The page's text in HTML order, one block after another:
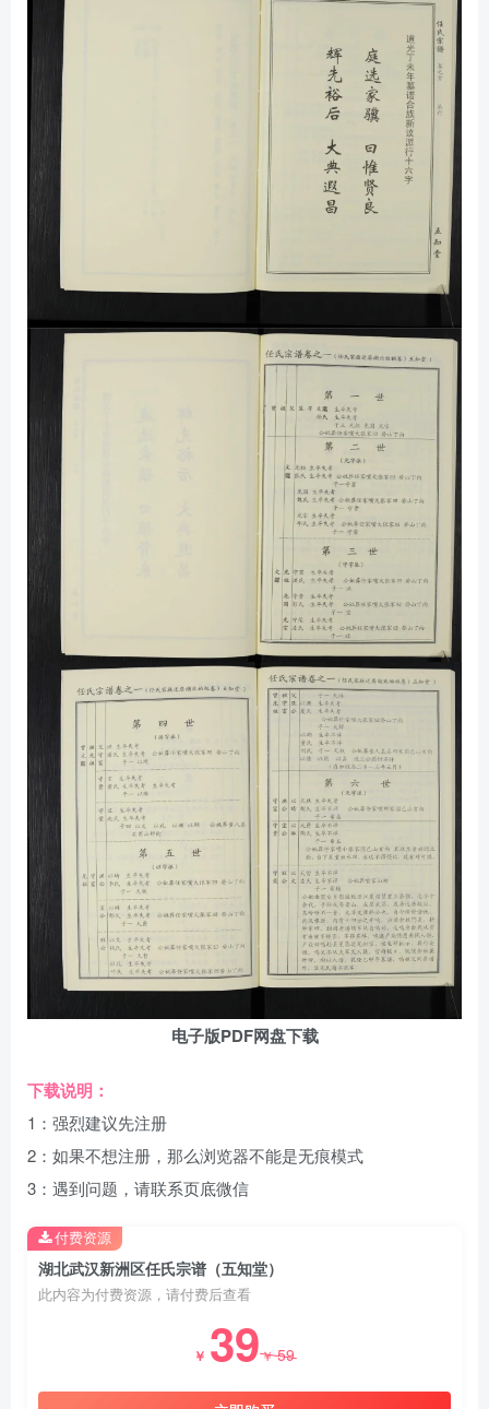
电子版PDF网盘下载
下载说明：
1：强烈建议先注册
2：如果不想注册，那么浏览器不能是无痕模式
3：遇到问题，请联系页底微信
湖北武汉新洲区任氏宗谱（五知堂）
此内容为付费资源，请付费后查看
￥ 39￥59
付费资源